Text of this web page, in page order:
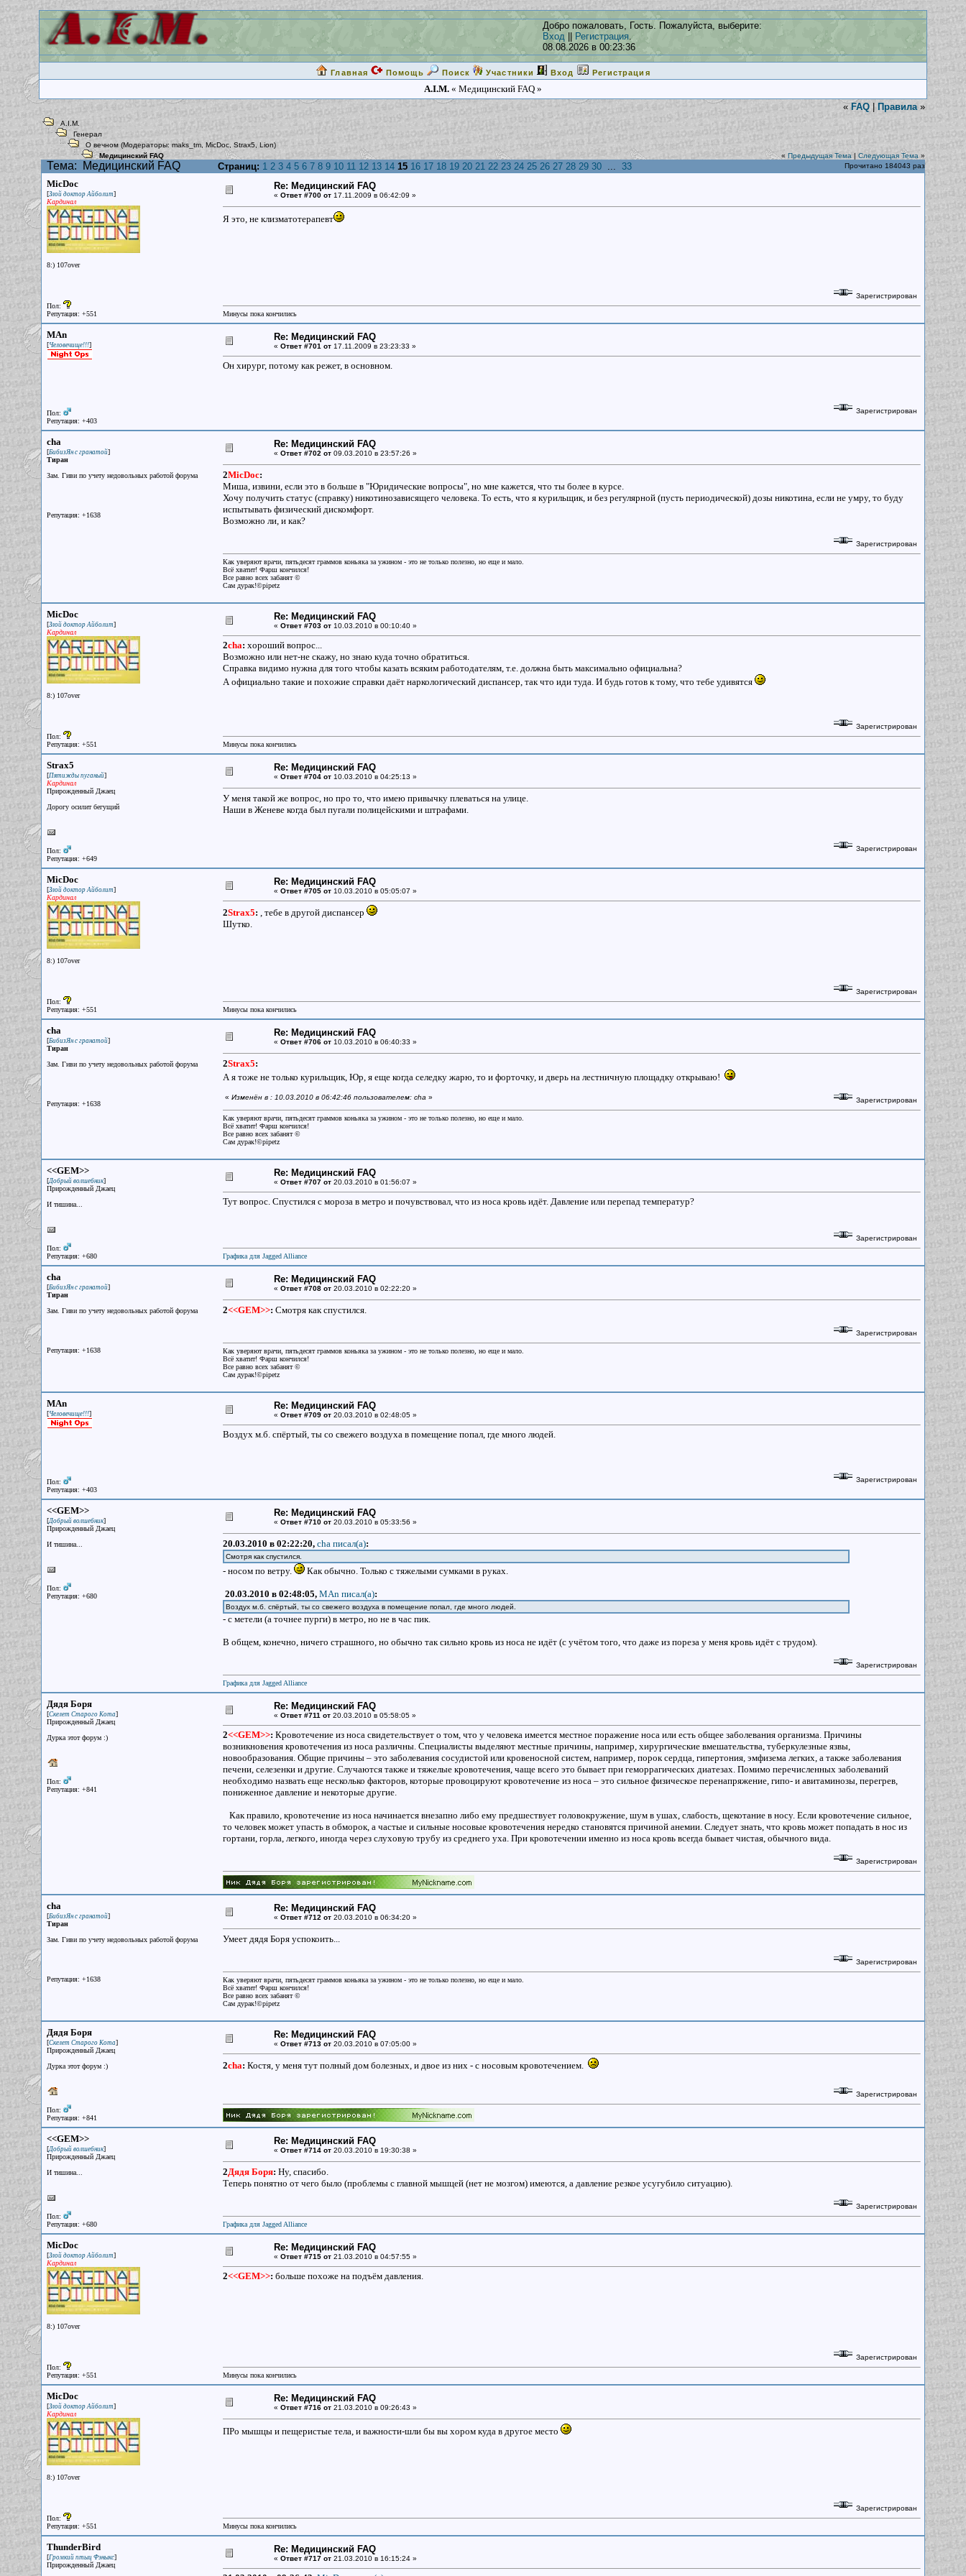
Добро пожаловать, Гость. Пожалуйста, выберите:
Вход
Регистрация.
08.08.2026 в 00:23:36
Главная Помощь Поиск Участники Вход Регистрация
A.I.M. « Медицинский FAQ »
« FAQ | Правила »
A.I.M.
Генерал
О вечном (Модераторы:maks_tm MicDoc Strax5 Lion)
Медицинский FAQ
« Предыдущая Тема | Следующая Тема »
Тема: Медицинский FAQ Страниц: 1 2 3 4 5 6 7 8 9 10 11 12 13 14 15 16 17 18 19 20 21 22 23 24 25 26 27 28 29 30 ... 33 Прочитано 184043 раз
MicDoc
[Злой доктор Айболит]
Кардинал
8:) 107over
Пол:
Репутация: +551
Re: Медицинский FAQ
« Ответ #700 от 17.11.2009 в 06:42:09 »
Я это, не клизматотерапевт
Зарегистрирован
Минусы пока кончились
MAn
[Человечище!!!]
Пол:
Репутация: +403
Re: Медицинский FAQ
« Ответ #701 от 17.11.2009 в 23:23:33 »
Он хирург, потому как режет, в основном.
Зарегистрирован
cha
[БибизЯн с гранатой]
Тиран
Зам. Гиви по учету недовольных работой форума
Репутация: +1638
Re: Медицинский FAQ
« Ответ #702 от 09.03.2010 в 23:57:26 »
2MicDoc:
Миша, извини, если это в больше в "Юридические вопросы", но мне кажется, что ты более в курсе.
Хочу получить статус (справку) никотинозависящего человека. То есть, что я курильщик, и без регулярной (пусть периодической) дозы никотина, если не умру, то буду
испытывать физический дискомфорт.
Возможно ли, и как?
Зарегистрирован
Как уверяют врачи, пятьдесят граммов коньяка за ужином - это не только полезно, но еще и мало.
Всё хватит! Фарш кончился!
Все равно всех забанят ©
Сам дурак!©pipetz
MicDoc
[Злой доктор Айболит]
Кардинал
8:) 107over
Пол:
Репутация: +551
Re: Медицинский FAQ
« Ответ #703 от 10.03.2010 в 00:10:40 »
2cha: хороший вопрос...
Возможно или нет-не скажу, но знаю куда точно обратиться.
Справка видимо нужна для того чтобы казать всяким работодателям, т.е. должна быть максимально официальна?
А официально такие и похожие справки даёт наркологический диспансер, так что иди туда. И будь готов к тому, что тебе удивятся
Зарегистрирован
Минусы пока кончились
Strax5
[Пятижды пуганый]
Кардинал
Прирожденный Джаец
Дорогу осилит бегущий
Пол:
Репутация: +649
Re: Медицинский FAQ
« Ответ #704 от 10.03.2010 в 04:25:13 »
У меня такой же вопрос, но про то, что имею привычку плеваться на улице.
Наши в Женеве когда был пугали полицейскими и штрафами.
Зарегистрирован
MicDoc
[Злой доктор Айболит]
Кардинал
8:) 107over
Пол:
Репутация: +551
Re: Медицинский FAQ
« Ответ #705 от 10.03.2010 в 05:05:07 »
2Strax5: , тебе в другой диспансер
Шутко.
Зарегистрирован
Минусы пока кончились
cha
[БибизЯн с гранатой]
Тиран
Зам. Гиви по учету недовольных работой форума
Репутация: +1638
Re: Медицинский FAQ
« Ответ #706 от 10.03.2010 в 06:40:33 »
2Strax5:
А я тоже не только курильщик, Юр, я еще когда селедку жарю, то и форточку, и дверь на лестничную площадку открываю!
« Изменён в : 10.03.2010 в 06:42:46 пользователем: cha » Зарегистрирован
Как уверяют врачи, пятьдесят граммов коньяка за ужином - это не только полезно, но еще и мало.
Всё хватит! Фарш кончился!
Все равно всех забанят ©
Сам дурак!©pipetz
<<GEM>>
[Добрый волшебник]
Прирожденный Джаец
И тишина...
Пол:
Репутация: +680
Re: Медицинский FAQ
« Ответ #707 от 20.03.2010 в 01:56:07 »
Тут вопрос. Спустился с мороза в метро и почувствовал, что из носа кровь идёт. Давление или перепад температур?
Зарегистрирован
Графика для Jagged Alliance
cha
[БибизЯн с гранатой]
Тиран
Зам. Гиви по учету недовольных работой форума
Репутация: +1638
Re: Медицинский FAQ
« Ответ #708 от 20.03.2010 в 02:22:20 »
2<<GEM>>: Смотря как спустился.
Зарегистрирован
Как уверяют врачи, пятьдесят граммов коньяка за ужином - это не только полезно, но еще и мало.
Всё хватит! Фарш кончился!
Все равно всех забанят ©
Сам дурак!©pipetz
MAn
[Человечище!!!]
Пол:
Репутация: +403
Re: Медицинский FAQ
« Ответ #709 от 20.03.2010 в 02:48:05 »
Воздух м.б. спёртый, ты со свежего воздуха в помещение попал, где много людей.
Зарегистрирован
<<GEM>>
[Добрый волшебник]
Прирожденный Джаец
И тишина...
Пол:
Репутация: +680
Re: Медицинский FAQ
« Ответ #710 от 20.03.2010 в 05:33:56 »
20.03.2010 в 02:22:20, cha писал(a):
Смотря как спустился.
- носом по ветру. Как обычно. Только с тяжелыми сумками в руках.
20.03.2010 в 02:48:05, MAn писал(a):
Воздух м.б. спёртый, ты со свежего воздуха в помещение попал, где много людей.
- с метели (а точнее пурги) в метро, но не в час пик.
В общем, конечно, ничего страшного, но обычно так сильно кровь из носа не идёт (с учётом того, что даже из пореза у меня кровь идёт с трудом).
Зарегистрирован
Графика для Jagged Alliance
Дядя Боря
[Скелет Старого Кота]
Прирожденный Джаец
Дурка этот форум :)
Пол:
Репутация: +841
Re: Медицинский FAQ
« Ответ #711 от 20.03.2010 в 05:58:05 »
2<<GEM>>: Кровотечение из носа свидетельствует о том, что у человека имеется местное поражение носа или есть общее заболевания организма. Причины
возникновения кровотечения из носа различны. Специалисты выделяют местные причины, например, хирургические вмешательства, туберкулезные язвы,
новообразования. Общие причины – это заболевания сосудистой или кровеносной систем, например, порок сердца, гипертония, эмфизема легких, а также заболевания
печени, селезенки и другие. Случаются также и тяжелые кровотечения, чаще всего это бывает при геморрагических диатезах. Помимо перечисленных заболеваний
необходимо назвать еще несколько факторов, которые провоцируют кровотечение из носа – это сильное физическое перенапряжение, гипо- и авитаминозы, перегрев,
пониженное давление и некоторые другие.
Как правило, кровотечение из носа начинается внезапно либо ему предшествует головокружение, шум в ушах, слабость, щекотание в носу. Если кровотечение сильное,
то человек может упасть в обморок, а частые и сильные носовые кровотечения нередко становятся причиной анемии. Следует знать, что кровь может попадать в нос из
гортани, горла, легкого, иногда через слуховую трубу из среднего уха. При кровотечении именно из носа кровь всегда бывает чистая, обычного вида.
Зарегистрирован
cha
[БибизЯн с гранатой]
Тиран
Зам. Гиви по учету недовольных работой форума
Репутация: +1638
Re: Медицинский FAQ
« Ответ #712 от 20.03.2010 в 06:34:20 »
Умеет дядя Боря успокоить...
Зарегистрирован
Как уверяют врачи, пятьдесят граммов коньяка за ужином - это не только полезно, но еще и мало.
Всё хватит! Фарш кончился!
Все равно всех забанят ©
Сам дурак!©pipetz
Дядя Боря
[Скелет Старого Кота]
Прирожденный Джаец
Дурка этот форум :)
Пол:
Репутация: +841
Re: Медицинский FAQ
« Ответ #713 от 20.03.2010 в 07:05:00 »
2cha: Костя, у меня тут полный дом болезных, и двое из них - с носовым кровотечением.
Зарегистрирован
<<GEM>>
[Добрый волшебник]
Прирожденный Джаец
И тишина...
Пол:
Репутация: +680
Re: Медицинский FAQ
« Ответ #714 от 20.03.2010 в 19:30:38 »
2Дядя Боря: Ну, спасибо.
Теперь понятно от чего было (проблемы с главной мышцей (нет не мозгом) имеются, а давление резкое усугубило ситуацию).
Зарегистрирован
Графика для Jagged Alliance
MicDoc
[Злой доктор Айболит]
Кардинал
8:) 107over
Пол:
Репутация: +551
Re: Медицинский FAQ
« Ответ #715 от 21.03.2010 в 04:57:55 »
2<<GEM>>: больше похоже на подъём давления.
Зарегистрирован
Минусы пока кончились
MicDoc
[Злой доктор Айболит]
Кардинал
8:) 107over
Пол:
Репутация: +551
Re: Медицинский FAQ
« Ответ #716 от 21.03.2010 в 09:26:43 »
ПРо мышцы и пещеристые тела, и важности-шли бы вы хором куда в другое место
Зарегистрирован
Минусы пока кончились
ThunderBird
[Громкий птыц Фэныкс]
Прирожденный Джаец
Re: Медицинский FAQ
« Ответ #717 от 21.03.2010 в 16:15:24 »